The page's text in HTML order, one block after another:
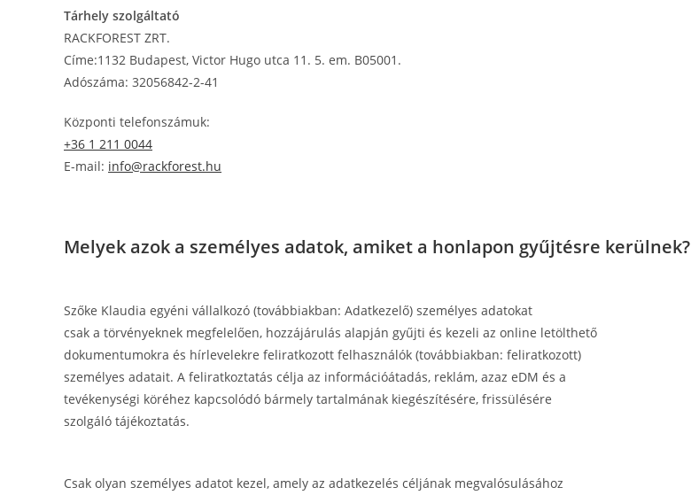
Tárhely szolgáltató
RACKFOREST ZRT.
Címe:1132 Budapest, Victor Hugo utca 11. 5. em. B05001.
Adószáma: 32056842-2-41
Központi telefonszámuk:
+36 1 211 0044
E-mail: info@rackforest.hu
Melyek azok a személyes adatok, amiket a honlapon gyűjtésre kerülnek?
Szőke Klaudia egyéni vállalkozó (továbbiakban: Adatkezelő) személyes adatokat
csak a törvényeknek megfelelően, hozzájárulás alapján gyűjti és kezeli az online letölthető
dokumentumokra és hírlevelekre feliratkozott felhasználók (továbbiakban: feliratkozott)
személyes adatait. A feliratkoztatás célja az információátadás, reklám, azaz eDM és a
tevékenységi köréhez kapcsolódó bármely tartalmának kiegészítésére, frissülésére
szolgáló tájékoztatás.
Csak olyan személyes adatot kezel, amely az adatkezelés céljának megvalósulásához